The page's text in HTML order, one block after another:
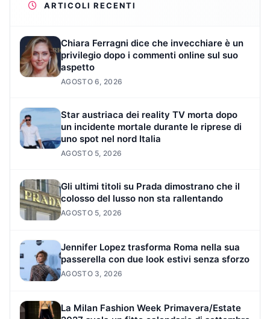
ARTICOLI RECENTI
Chiara Ferragni dice che invecchiare è un
privilegio dopo i commenti online sul suo
aspetto
AGOSTO 6, 2026
Star austriaca dei reality TV morta dopo
un incidente mortale durante le riprese di
uno spot nel nord Italia
AGOSTO 5, 2026
Gli ultimi titoli su Prada dimostrano che il
colosso del lusso non sta rallentando
AGOSTO 5, 2026
Jennifer Lopez trasforma Roma nella sua
passerella con due look estivi senza sforzo
AGOSTO 3, 2026
La Milan Fashion Week Primavera/Estate